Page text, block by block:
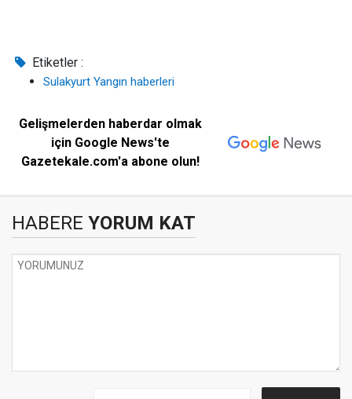
Etiketler :
Sulakyurt Yangın haberleri
Gelişmelerden haberdar olmak
için Google News'te
Gazetekale.com'a abone olun!
HABERE YORUM KAT